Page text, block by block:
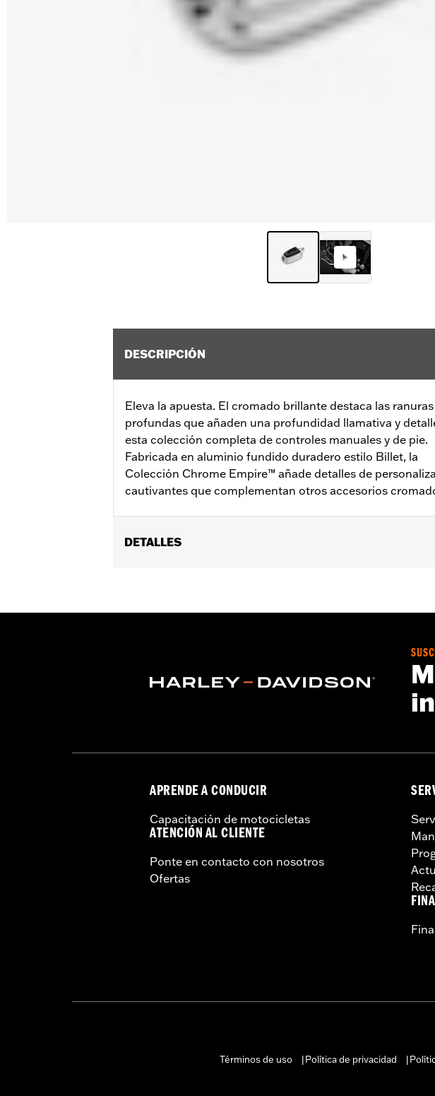
DESCRIPCIÓN
Eleva la apuesta. El cromado brillante destaca las ranuras
profundas que añaden una profundidad llamativa y
esta colección completa de controles manuales y de pie.
Fabricada en aluminio fundido duradero estilo Billet, la
Colección Chrome Empire™ añade detalles de
cautivantes que complementan otros accesorios
DETALLES
Installation Instructions
www.h-d.com/
APRENDE A CONDUCIR
Capacitación de motocicletas
ATENCIÓN AL CLIENTE
Ponte en contacto con nosotros
Ofertas
Términos de uso
Política de privacidad